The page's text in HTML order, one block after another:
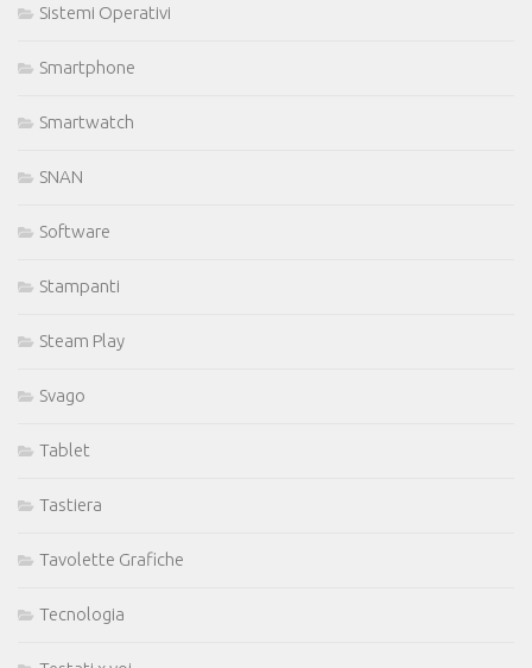
Sistemi Operativi
Smartphone
Smartwatch
SNAN
Software
Stampanti
Steam Play
Svago
Tablet
Tastiera
Tavolette Grafiche
Tecnologia